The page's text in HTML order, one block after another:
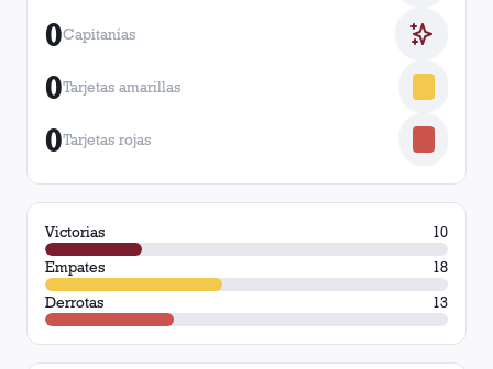
0Capitanías
0Tarjetas amarillas
0Tarjetas rojas
Victorias
10
Empates
18
Derrotas
13